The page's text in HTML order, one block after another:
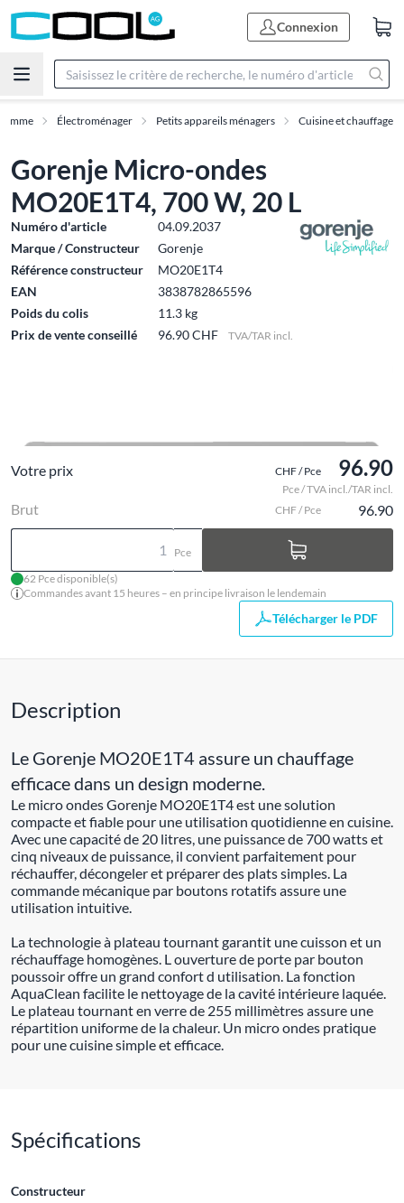
Connexion
Électroménager Petits appareils ménagers Cuisine et chauffage
Gorenje Micro-ondes
MO20E1T4, 700 W, 20 L
Numéro d'article
04.09.2037
Marque / Constructeur
Gorenje
Référence constructeur
MO20E1T4
EAN
3838782865596
Poids du colis
11.3 kg
Prix de vente conseillé
96.90 CHF TVA/TAR incl.
Votre prix CHF / Pce 96.90
Pce / TVA incl./TAR incl.
Brut CHF / Pce 96.90
Pce
62 Pce disponible(s)
Commandes avant 15 heures – en principe livraison le lendemain
Télécharger le PDF
Description
Le Gorenje MO20E1T4 assure un chauffage
efficace dans un design moderne.
Le micro ondes Gorenje MO20E1T4 est une solution
compacte et fiable pour une utilisation quotidienne en cuisine.
Avec une capacité de 20 litres, une puissance de 700 watts et
cinq niveaux de puissance, il convient parfaitement pour
réchauffer, décongeler et préparer des plats simples. La
commande mécanique par boutons rotatifs assure une
utilisation intuitive.
La technologie à plateau tournant garantit une cuisson et un
réchauffage homogènes. L ouverture de porte par bouton
poussoir offre un grand confort d utilisation. La fonction
AquaClean facilite le nettoyage de la cavité intérieure laquée.
Le plateau tournant en verre de 255 millimètres assure une
répartition uniforme de la chaleur. Un micro ondes pratique
pour une cuisine simple et efficace.
Spécifications
Constructeur